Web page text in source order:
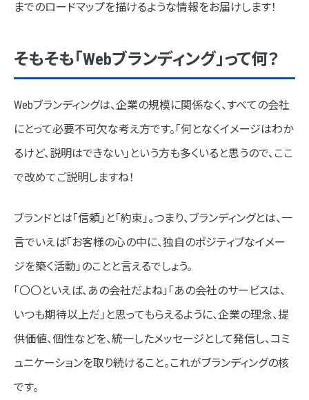
デザインのポイント！ 「信頼感」と「一貫性」
ネオインデックスが手がけた、Webブランディングの事例
事例1：情報と導線を整理し、魅力を最大限伝えるホーム
ページに
事例2：グループ会社としての認知度向上と、信頼感の訴
求
①動画ファーストのコンテンツ戦略
②没入感とダイナミクスを重視した「体験型デザイン」
までのロードマップを描けるような情報をお届けします！
そもそも「Webブランディング」って何？
Webブランディングは、企業の規模に関係なく、すべての会社
にとって必要不可欠な考え方です。「何となくイメージはわか
るけど、説明はできない」という方も多くいると思うので、ここ
で改めてご説明しますね！
ブランドとは「信頼」と「約束」。つまり、ブランディングとは、一
言でいえば「お客様の心の中に、独自のポジティブなイメー
ジを築く活動」のことと言えるでしょう。
「〇〇といえば、あの会社だよね」「あの会社のサービスは、
いつも期待以上だ」と思ってもらえるように、企業の理念、提
供価値、個性などを、統一したメッセージとして発信し、コミ
ュニケーションを取り続けること。これがブランディングの核
です。